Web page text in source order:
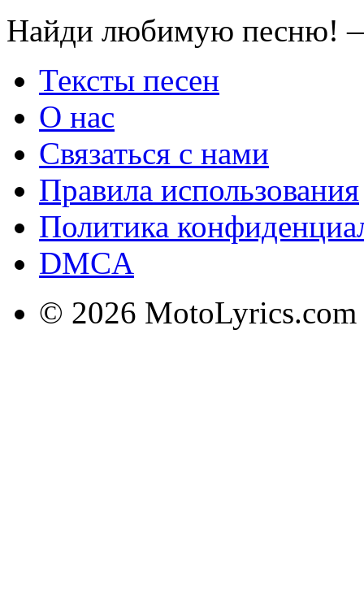
Найди любимую песню!
Тексты песен
О нас
Связаться с нами
Правила использования
Политика
DMCA
© 2026